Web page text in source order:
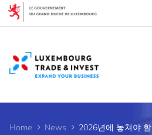
Home News
Cookies management panel